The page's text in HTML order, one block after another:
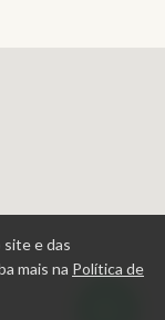
política de privacidade
site e das
mais na Política de